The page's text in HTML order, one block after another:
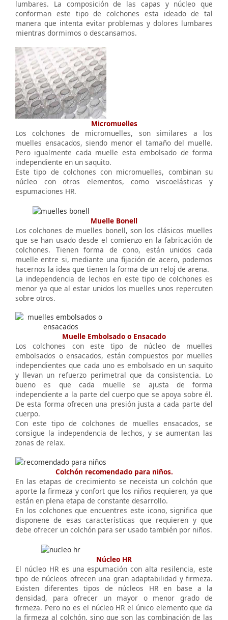
lumbares. La composición de las capas y núcleo que
conforman este tipo de colchones esta ideado de tal
manera que intenta evitar problemas y dolores lumbares
mientras dormimos o descansamos.
Micromuelles
Los colchones de micromuelles, son similares a los
muelles ensacados, siendo menor el tamaño del muelle.
Pero igualmente cada muelle esta embolsado de forma
independiente en un saquito.
Este tipo de colchones con micromuelles, combinan su
núcleo con otros elementos, como viscoelásticas y
espumaciones HR.
Muelle Bonell
Los colchones de muelles bonell, son los clásicos muelles
que se han usado desde el comienzo en la fabricación de
colchones. Tienen forma de cono, están unidos cada
muelle entre si, mediante una fijación de acero, podemos
hacernos la idea que tienen la forma de un reloj de arena.
La independencia de lechos en este tipo de colchones es
menor ya que al estar unidos los muelles unos repercuten
sobre otros.
Muelle Embolsado o Ensacado
Los colchones con este tipo de núcleo de muelles
embolsados o ensacados, están compuestos por muelles
independientes que cada uno es embolsado en un saquito
y llevan un refuerzo perimetral que da consistencia. Lo
bueno es que cada muelle se ajusta de forma
independiente a la parte del cuerpo que se apoya sobre él.
De esta forma ofrecen una presión justa a cada parte del
cuerpo.
Con este tipo de colchones de muelles ensacados, se
consigue la independencia de lechos, y se aumentan las
zonas de relax.
Colchón recomendado para niños.
En las etapas de crecimiento se neceista un colchón que
aporte la firmeza y confort que los niños requieren, ya que
están en plena etapa de constante desarrollo.
En los colchones que encuentres este icono, significa que
disponene de esas características que requieren y que
debe ofrecer un colchón para ser usado también por niños.
Núcleo HR
El núcleo HR es una espumación con alta resilencia, este
tipo de núcleos ofrecen una gran adaptabilidad y firmeza.
Existen diferentes tipos de núcleos HR en base a la
densidad, para ofrecer un mayor o menor grado de
firmeza. Pero no es el núcleo HR el único elemento que da
la firmeza al colchón, sino que son las combinación de las